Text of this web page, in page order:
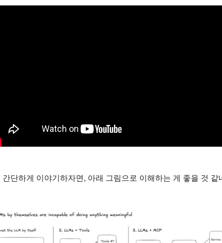
간단하게 이야기하자면, 아래 그림으로 이해하는 게 좋을 것 같